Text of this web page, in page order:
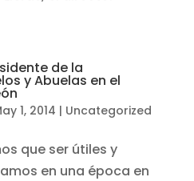
de la
y Abuelas en el
1, 2014 | Uncategorized
que ser útiles y
en una época en